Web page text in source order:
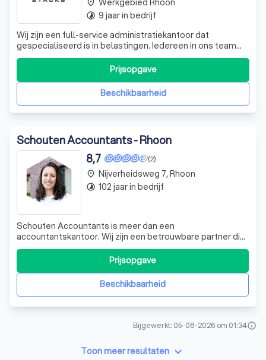
Wij zijn een full-service administratiekantoor dat
gespecialiseerd is in belastingen. Iedereen in ons team
beschikt over de vereiste professionele kwalificaties om
u de allerbeste service en advies te geven op alle
gebieden van persoonlijke en zakelijke belastingen.
Beschikbaarheid
Prijsopgave
place
timelapse 9 jaar in bedrijf
Schouten Accountants - Rhoon
(2)
8,7
Schouten Accountants is meer dan een
accountantskantoor. Wij zijn een betrouwbare partner die
naast u staat, luistert naar uw verhaal en samen met u op
zoek gaat naar passende oplossingen. Onze expertise
strekt zich uit van financiële en fiscale begeleiding voor
particulieren, zzp'ers en bedrijven,
Beschikbaarheid
Prijsopgave
place Nijverheidsweg 7, Rhoon
timelapse 102 jaar in bedrijf
Bijgewerkt: 05-08-2026 om 01:34info
Toon meer resultaten keyboard_arrow_down